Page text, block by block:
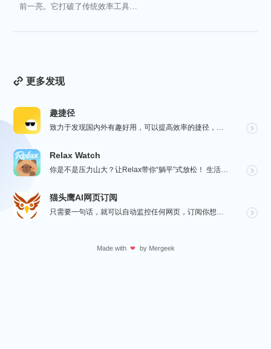
前一亮。它打破了传统效率工具冰
更多发现
趣捷径
致力于发现国内外有趣好用，可以提高效率的捷径，让你的手机变得更有趣，更好用，在“趣捷径” APP， ...
Relax Watch
你是不是压力山大？让Relax带你“躺平”式放松！ 生活节奏飞快，压力如影随形？渴望片刻宁静？别担心...
猫头鹰AI网页订阅
只需要一句话，就可以自动监控任何网页，订阅你想要的信息。
Made with ❤ by Mergeek